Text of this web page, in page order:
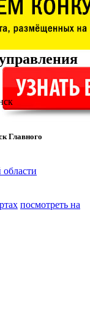
Главного
посмотреть на